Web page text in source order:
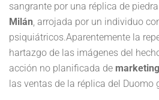
sangrante por una réplica de
Milán, arrojada por un individuo
psiquiátricos.Aparentemente la
hartazgo de las imágenes del
acción no planificada de
las ventas de la réplica del Duomo